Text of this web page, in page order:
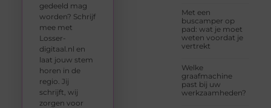
Met een
buscamper op
pad: wat je moet
weten voordat je
vertrekt
Welke
graafmachine
past bij uw
werkzaamheden?
gedeeld mag
worden? Schrijf
mee met
Losser-
digitaal.nl en
laat jouw stem
horen in de
regio. Jij
schrijft, wij
zorgen voor